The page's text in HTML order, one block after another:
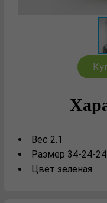
Вес 2.1
Размер 34-24-24
Цвет зеленая